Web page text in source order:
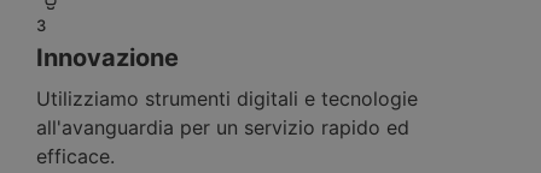
3
Innovazione
Utilizziamo strumenti digitali e tecnologie
all'avanguardia per un servizio rapido ed
efficace.